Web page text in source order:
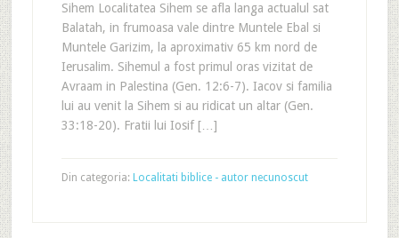
Sihem Localitatea Sihem se afla langa actualul sat
Balatah, in frumoasa vale dintre Muntele Ebal si
Muntele Garizim, la aproximativ 65 km nord de
Ierusalim. Sihemul a fost primul oras vizitat de
Avraam in Palestina (Gen. 12:6-7). Iacov si familia
lui au venit la Sihem si au ridicat un altar (Gen.
33:18-20). Fratii lui Iosif […]
Din categoria: Localitati biblice - autor necunoscut